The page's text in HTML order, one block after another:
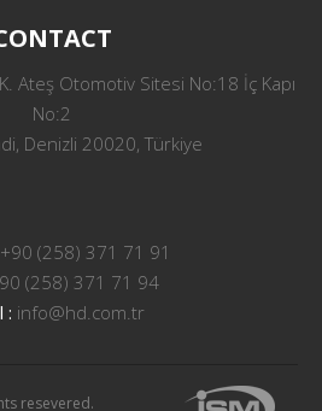
Ateş Otomotiv Sitesi No:18 İç Kapı
No:2
Denizli 20020, Türkiye
+90 (258) 371 71 91
(258) 371 71 94
: info@hd.com.tr
resevered.